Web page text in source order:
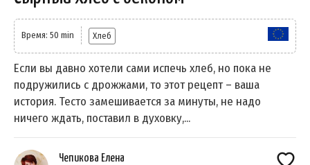
Время: 50 min Хлеб
Если вы давно хотели сами испечь хлеб, но пока не
подружились с дрожжами, то этот рецепт – ваша
история. Тесто замешивается за минуты, не надо
ничего ждать, поставил в духовку,...
Чепикова Елена